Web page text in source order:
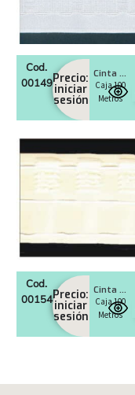
Cod.
0014925Precio:
iniciar
sesión
Cinta cortina fruncidora 75
Caja 100
Metros
Cod.
0015485Precio:
iniciar
sesión
Cinta cortina Loop 75 Blanco
Caja 100
Metros